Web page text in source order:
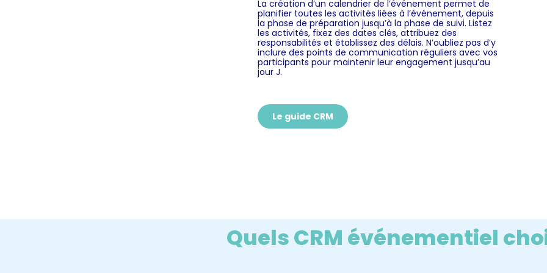
La création d’un calendrier de l’événement permet de
planifier toutes les activités liées à l’événement, depuis
la phase de préparation jusqu’à la phase de suivi. Listez
les activités, fixez des dates clés, attribuez des
responsabilités et établissez des délais. N’oubliez pas d’y
inclure des points de communication réguliers avec vos
participants pour maintenir leur engagement jusqu’au
jour J.
Le guide CRM
Quels CRM événementiel